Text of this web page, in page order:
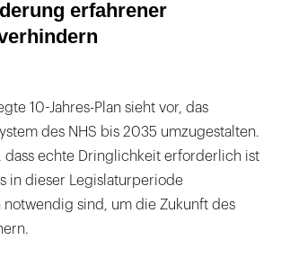
erfahrener
10-Jahres-Plan sieht vor, das
des NHS bis 2035 umzugestalten.
dass echte Dringlichkeit erforderlich ist
in dieser Legislaturperiode
notwendig sind, um die Zukunft des